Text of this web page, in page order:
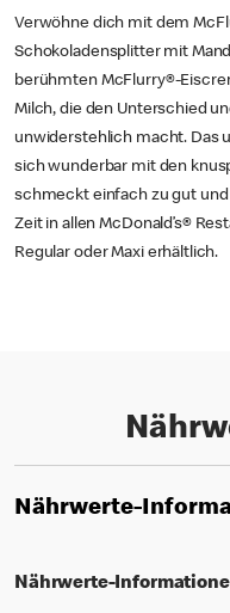
Verwöhne dich mit dem
Schokoladensplitter mit
berühmten McFlurry®-
Milch, die den Unterschied
unwiderstehlich macht. Das
sich wunderbar mit den
schmeckt einfach zu gut
Zeit in allen McDonald’s®
Regular oder Maxi erhältlich.
Nährwerte-
Nährwerte-